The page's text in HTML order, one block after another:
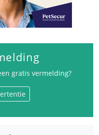
gratis vermelding?